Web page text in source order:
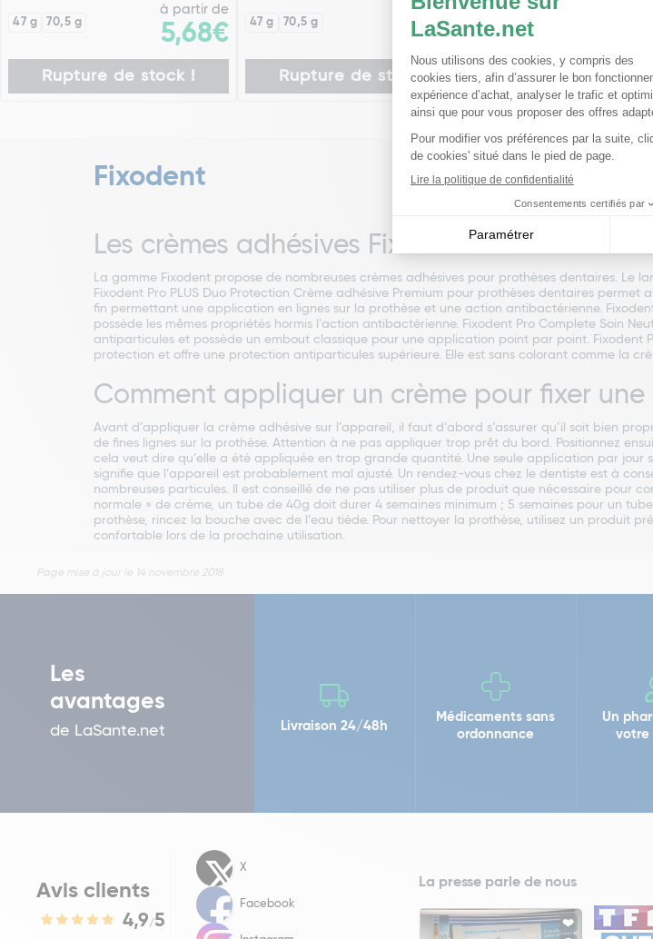
47 g 70,5 g
à partir de
5,68€
Rupture de stock !
47 g 70,5 g
à partir de
5,23€
Rupture de stock !
Fixodent
Les crèmes adhésives Fixodent
La gamme Fixodent propose de nombreuses crèmes adhésives pour prothèses dentaires. Le
Fixodent Pro PLUS Duo Protection Crème adhésive Premium pour prothèses dentaires
fin permettant une application en lignes sur la prothèse et une action antibactérienne.
possède les mêmes propriétés hormis l’action antibactérienne. Fixodent Pro Complete Soin
antiparticules et possède un embout classique pour une application point par point. Fixodent
protection et offre une protection antiparticules supérieure. Elle est sans colorant comme la
Comment appliquer un crème pour fixer
Avant d’appliquer la crème adhésive sur l’appareil, il faut d’abord s’assurer qu’il soit bien
de fines lignes sur la prothèse. Attention à ne pas appliquer trop prêt du bord. Positionnez
cela veut dire qu’elle a été appliquée en trop grande quantité. Une seule application par jour
signifie que l’appareil est probablement mal ajusté. Un rendez-vous chez le dentiste est à
nombreuses particules. Il est conseillé de ne pas utiliser plus de produit que nécessaire pour
normale » de crème, un tube de 40g doit durer 4 semaines minimum ; 5 semaines pour un
prothèse, rincez la bouche avec de l’eau tiède. Pour nettoyer la prothèse, utilisez un produit
confortable lors de la prochaine utilisation.
Page mise à jour le 14 novembre 2018
Les
avantages
de LaSante.net Livraison 24/48h
Médicaments sans
ordonnance
Un
votre
Avis clients
4,9/5
X
Facebook
La presse parle de nous